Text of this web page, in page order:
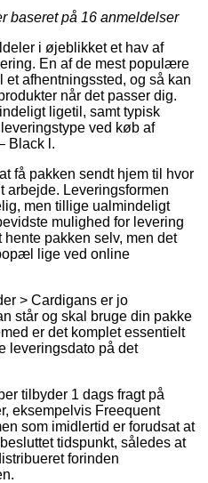
baseret på 16 anmeldelser
i øjeblikket et hav af
En af de mest populære
afhentningssted, og så kan
når det passer dig.
ligetil, samt typisk
ved køb af
Black l.
få pakken sendt hjem til hvor
arbejde. Leveringsformen
men tillige ualmindeligt
mulighed for levering
pakken selv, men det
lige ved online
> Cardigans er jo
står og skal bruge din pakke
er det komplet essentielt
leveringsdato på det
tilbyder 1 dags fragt på
eksempelvis Freequent
som imidlertid er forudsat at
tidspunkt, således at
forinden